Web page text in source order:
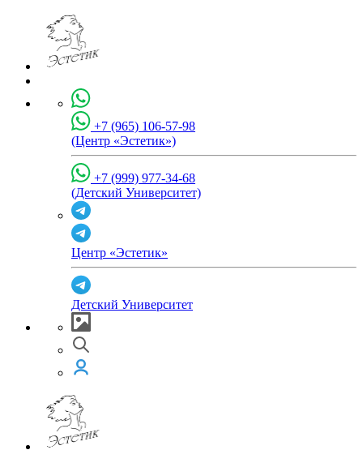
+7 (965) 106-57-98
(Центр «Эстетик»)
+7 (999) 977-34-68
(Детский Университет)
Центр «Эстетик»
Детский Университет